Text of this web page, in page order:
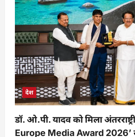
देश
डॉ. ओ.पी. यादव को मिला
Europe Media Award 2026’